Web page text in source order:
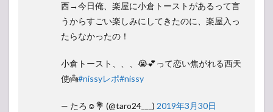
西→今日俺、楽屋に小倉トーストがあるって言
うからすごい楽しみにしてきたのに、楽屋入っ
たらなかったの！
小倉トースト、、、😭💕って恋い焦がれる西天
使👼#nissyレポ#nissy
— たろ☺︎💐 (@taro24___) 2019年3月30日